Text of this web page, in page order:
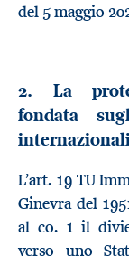
del 5 maggio
2. La
fondata
L’art. 19 TU
Ginevra del
al co. 1 il
verso uno